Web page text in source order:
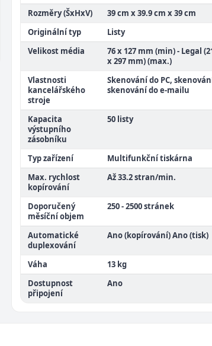
Rozměry (ŠxHxV)
39 cm x 39.9 cm x 39 cm
Originální typ
Listy
Velikost média
76 x 127 mm (min) - Legal
x 297 mm) (max.)
Vlastnosti
kancelářského
stroje
Skenování do PC,
skenování do e-mailu
Kapacita
výstupního
zásobníku
50 listy
Typ zařízení
Multifunkční tiskárna
Max. rychlost
kopírování
Až 33.2 stran/min.
Doporučený
měsíční objem
250 - 2500 stránek
Automatické
duplexování
Ano (kopírování) Ano (tisk)
Váha
13 kg
Dostupnost
připojení
Ano